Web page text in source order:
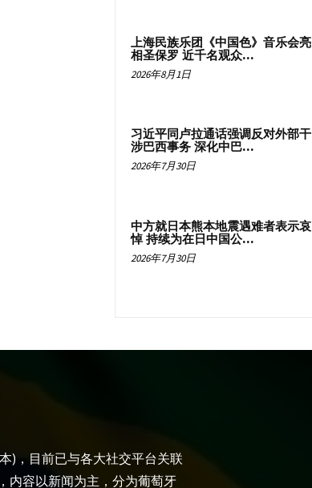
上海民族乐团《中国色》音乐会亮
相圣保罗 近千名观众...
2026年8月1日
习近平同卢拉通话强调反对外部干
涉巴西事务 深化中巴...
2026年7月30日
中方就日本熊本地震遇难者表示哀
悼 持续为在日中国公...
2026年7月30日
)，目前已与各大社交平台关联
内容以新闻为主，分为葡萄牙